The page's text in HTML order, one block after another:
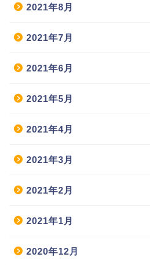
2021年8月
2021年7月
2021年6月
2021年5月
2021年4月
2021年3月
2021年2月
2021年1月
2020年12月